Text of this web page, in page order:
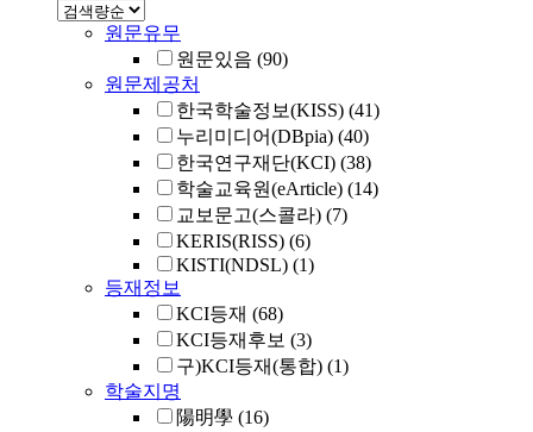
원문유무
원문있음 (90)
원문제공처
한국학술정보(KISS) (41)
누리미디어(DBpia) (40)
한국연구재단(KCI) (38)
학술교육원(eArticle) (14)
교보문고(스콜라) (7)
KERIS(RISS) (6)
KISTI(NDSL) (1)
등재정보
KCI등재 (68)
KCI등재후보 (3)
구)KCI등재(통합) (1)
학술지명
陽明學 (16)